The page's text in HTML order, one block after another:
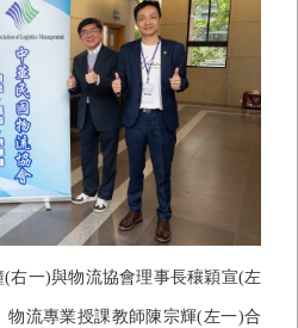
右一)與物流協會理事長穰穎宣(左
流專業授課教師陳宗輝(左一)合